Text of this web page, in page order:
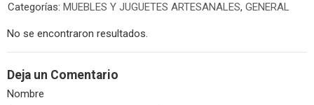
Categorías: MUEBLES Y JUGUETES ARTESANALES, GENERAL
No se encontraron resultados.
Deja un Comentario
Nombre